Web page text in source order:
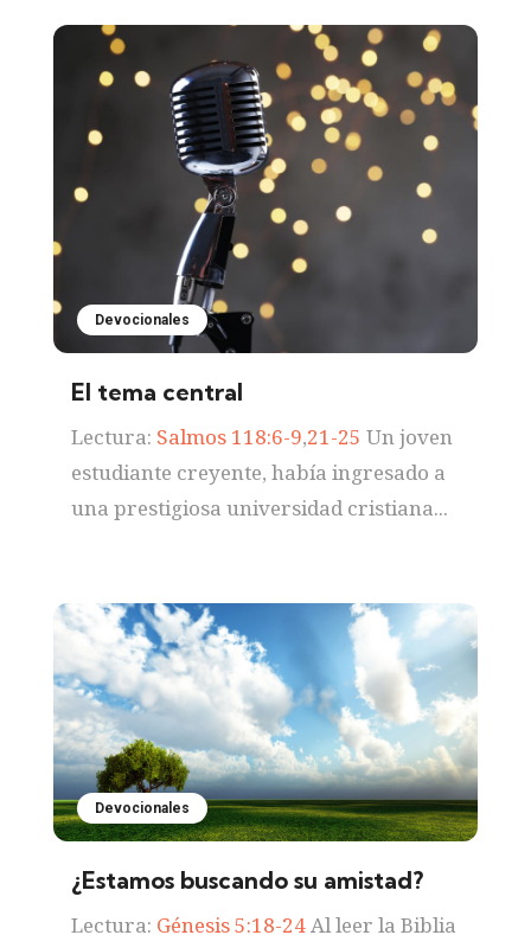
Devocionales
El tema central
Lectura: Salmos 118:6-9,21-25 Un joven
estudiante creyente, había ingresado a
una prestigiosa universidad cristiana...
Devocionales
¿Estamos buscando su amistad?
Lectura: Génesis 5:18-24Al leer la Biblia